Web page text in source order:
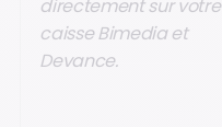
directement sur votre
caisse Bimedia et
Devance.